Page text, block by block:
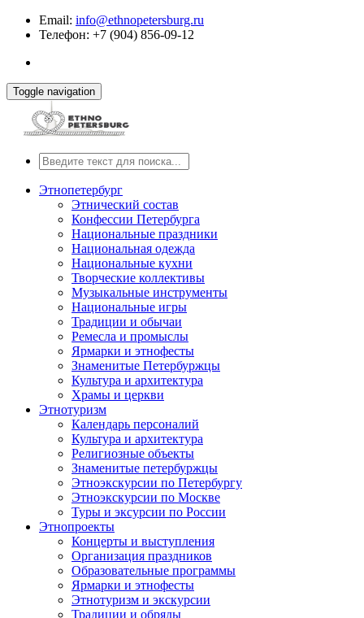
Email: info@ethnopetersburg.ru
Телефон: +7 (904) 856-09-12
Toggle navigation
Этнопетербург
Этнический состав
Конфессии Петербурга
Национальные праздники
Национальная одежда
Национальные кухни
Творческие коллективы
Музыкальные инструменты
Национальные игры
Традиции и обычаи
Ремесла и промыслы
Ярмарки и этнофесты
Знаменитые Петербуржцы
Культура и архитектура
Храмы и церкви
Этнотуризм
Календарь персоналий
Культура и архитектура
Религиозные объекты
Знаменитые петербуржцы
Этноэкскурсии по Петербургу
Этноэкскурсии по Москве
Туры и эксурсии по России
Этнопроекты
Концерты и выступления
Организация праздников
Образовательные программы
Ярмарки и этнофесты
Этнотуризм и экскурсии
Традиции и обряды